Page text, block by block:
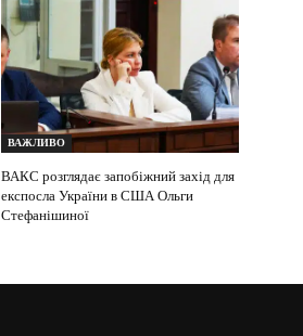
ВАЖЛИВО
ВАКС розглядає запобіжний захід для
експосла України в США Ольги
Стефанішиної